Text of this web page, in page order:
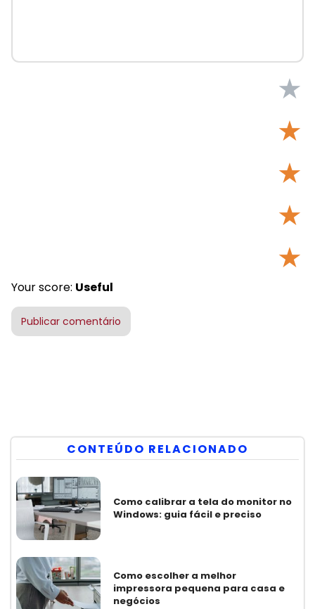
★
★
★
★
★
Your score: Useful
CONTEÚDO RELACIONADO
Como calibrar a tela do monitor no
Windows: guia fácil e preciso
Como escolher a melhor
impressora pequena para casa e
negócios